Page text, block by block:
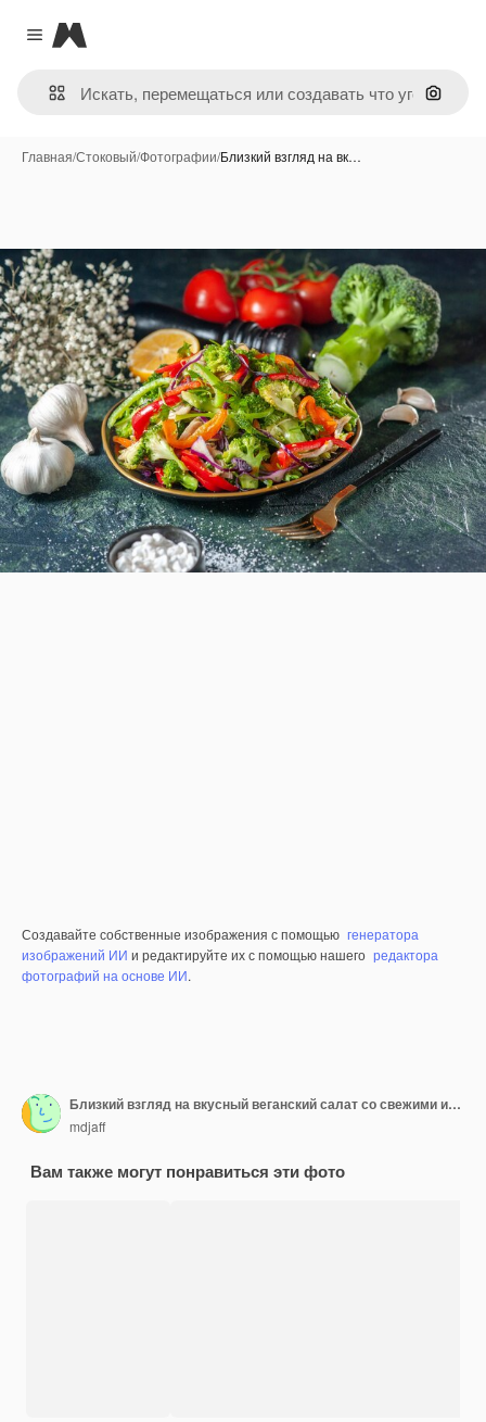
Close menu
Magnific
Поиск
Главная/Стоковый/Фотографии/Близкий взгляд на вк…
Создавайте собственные изображения с помощью генератора
изображений ИИ и редактируйте их с помощью нашего редактора
фотографий на основе ИИ.
Близкий взгляд на вкусный веганский салат со свежими ингредиентами на тарелке
mdjaff
Вам также могут понравиться эти фото